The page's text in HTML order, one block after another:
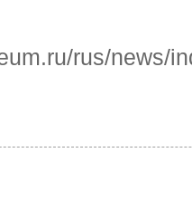
rus/news/